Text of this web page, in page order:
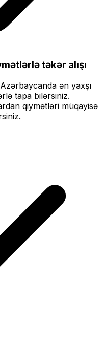
təkər alışı
Azərbaycanda ən yaxşı
tapa bilərsiniz.
qiymətləri müqayisə